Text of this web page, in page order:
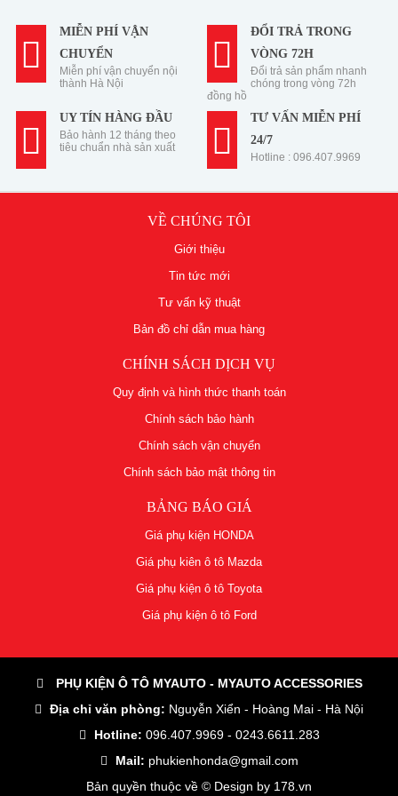
MIỄN PHÍ VẬN
CHUYỂN
Miễn phí vận chuyển nội
thành Hà Nội
ĐỔI TRẢ TRONG
VÒNG 72H
Đổi trả sản phẩm nhanh
chóng trong vòng 72h
đồng hồ
UY TÍN HÀNG ĐẦU
Bảo hành 12 tháng theo
tiêu chuẩn nhà sản xuất
TƯ VẤN MIỄN PHÍ
24/7
Hotline : 096.407.9969
VỀ CHÚNG TÔI
Giới thiệu
Tin tức mới
Tư vấn kỹ thuật
Bản đồ chỉ dẫn mua hàng
CHÍNH SÁCH DỊCH VỤ
Quy định và hình thức thanh toán
Chính sách bảo hành
Chính sách vận chuyển
Chính sách bảo mật thông tin
BẢNG BÁO GIÁ
Giá phụ kiện HONDA
Giá phụ kiên ô tô Mazda
Giá phụ kiện ô tô Toyota
Giá phụ kiện ô tô Ford
PHỤ KIỆN Ô TÔ MYAUTO - MYAUTO ACCESSORIES
Địa chỉ văn phòng: Nguyễn Xiển - Hoàng Mai - Hà Nội
Hotline: 096.407.9969 - 0243.6611.283
Mail: phukienhonda@gmail.com
Bản quyền thuộc về © Design by 178.vn